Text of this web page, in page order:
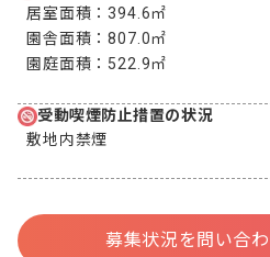
居室面積：394.6㎡
園舎面積：807.0㎡
園庭面積： 522.9㎡
受動喫煙防止措置の状況
敷地内禁煙
募集状況を問い合